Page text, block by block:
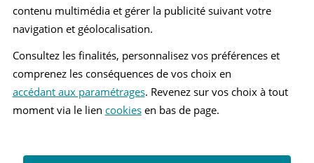
Comparer deux véhicules
Recherche
Recherche avancée
contenu multimédia et gérer la publicité suivant votre
navigation et géolocalisation.
Consultez les finalités, personnalisez vos préférences et
comprenez les conséquences de vos choix en
accédant aux paramétrages. Revenez sur vos choix à tout
moment via le lien cookiesen bas de page.